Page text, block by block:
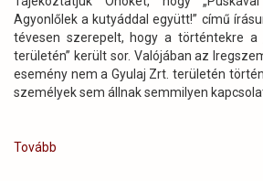
Agyonlőlek a kutyáddal együtt!” című
tévesen szerepelt, hogy a történtekre a
területén” került sor. Valójában az
esemény nem a Gyulaj Zrt. területén
személyek sem állnak semmilyen
Tovább